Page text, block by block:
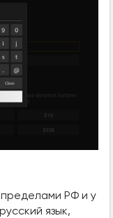
РФ и у
язык,